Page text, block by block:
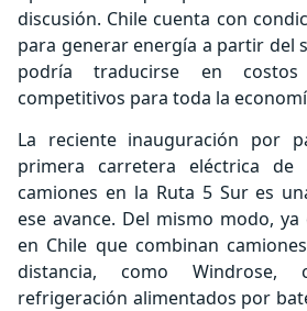
discusión. Chile cuenta con
para generar energía a partir del
podría traducirse en costos
competitivos para toda la
La reciente inauguración por
primera carretera eléctrica de
camiones en la Ruta 5 Sur es
ese avance. Del mismo modo,
en Chile que combinan
distancia, como Windrose,
refrigeración alimentados por